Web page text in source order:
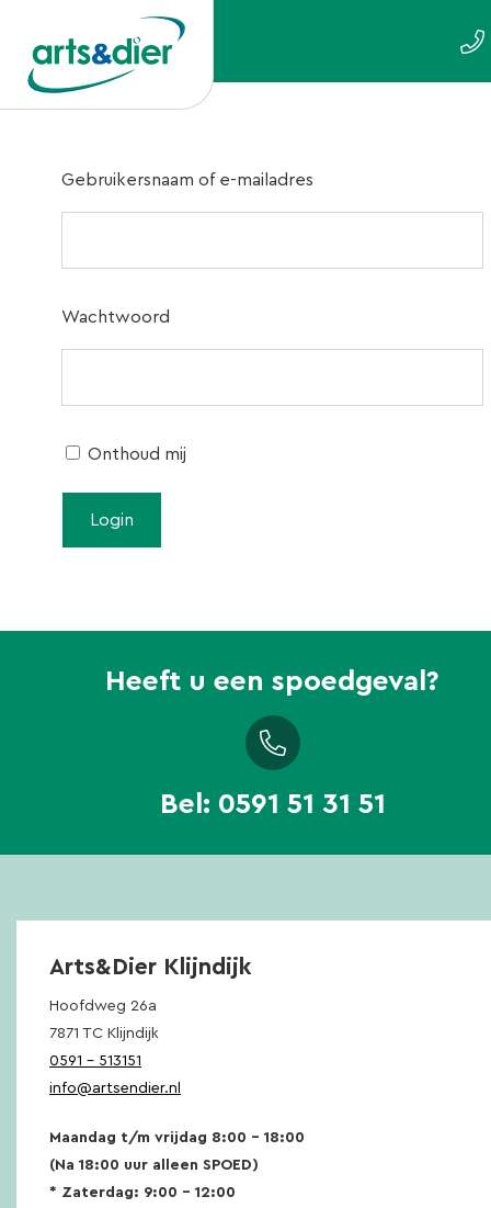
Gebruikersnaam of e-mailadres
Wachtwoord
Onthoud mij
Heeft u een spoedgeval?
Bel: 0591 51 31 51
Arts&Dier Klijndijk
Hoofdweg 26a
7871 TC Klijndijk
0591 – 513151
info@artsendier.nl
Maandag t/m vrijdag 8:00 – 18:00
(Na 18:00 uur alleen SPOED)
* Zaterdag: 9:00 – 12:00